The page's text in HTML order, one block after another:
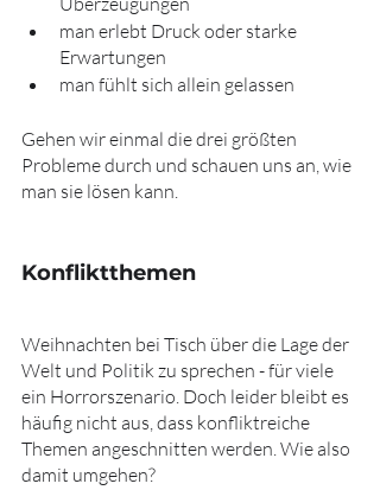
man erlebt Druck oder starke
Erwartungen
man fühlt sich allein gelassen
Gehen wir einmal die drei größten
Probleme durch und schauen uns an, wie
man sie lösen kann.
Konfliktthemen
Weihnachten bei Tisch über die Lage der
Welt und Politik zu sprechen - für viele
ein Horrorszenario. Doch leider bleibt es
häufig nicht aus, dass konfliktreiche
Themen angeschnitten werden. Wie also
damit umgehen?